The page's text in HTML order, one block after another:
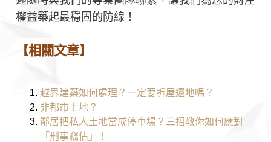
權益築起最穩固的防線！
【相關文章】
越界建築如何處理？一定要拆屋還地嗎？
非都市土地？
鄰居把私人土地當成停車場？三招教你如何應對
「刑事竊佔」！